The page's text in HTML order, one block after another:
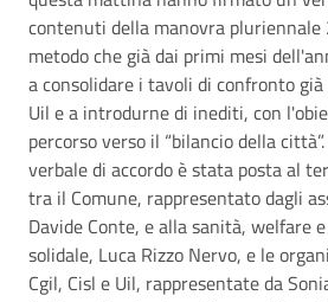
contenuti della manovra
metodo che già dai primi mesi
a consolidare i tavoli di confronto
Uil e a introdurne di inediti, con
percorso verso il “bilancio della
verbale di accordo è stata posta al
tra il Comune, rappresentato dagli
Davide Conte, e alla sanità, welfare
solidale, Luca Rizzo Nervo, e le
Cgil, Cisl e Uil, rappresentate da